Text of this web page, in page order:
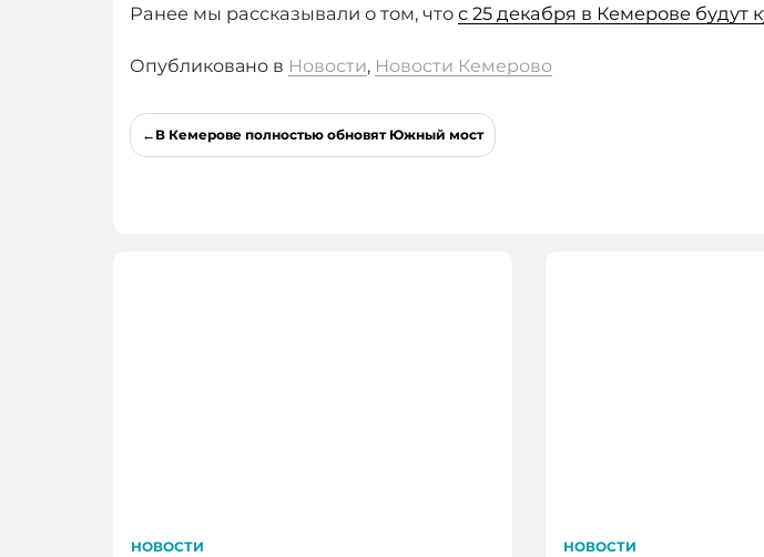
Ранее мы рассказывали о том, что с 25 декабря в Кемерове будут
Опубликовано в Новости, Новости Кемерово
Навигация
по
В Кемерове полностью обновят Южный мост
НОВОСТИ НОВОСТИ